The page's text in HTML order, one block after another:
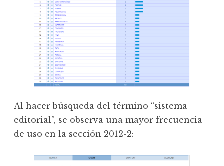
Al hacer búsqueda del término “sistema
editorial”, se observa una mayor frecuencia
de uso en la sección 2012-2: